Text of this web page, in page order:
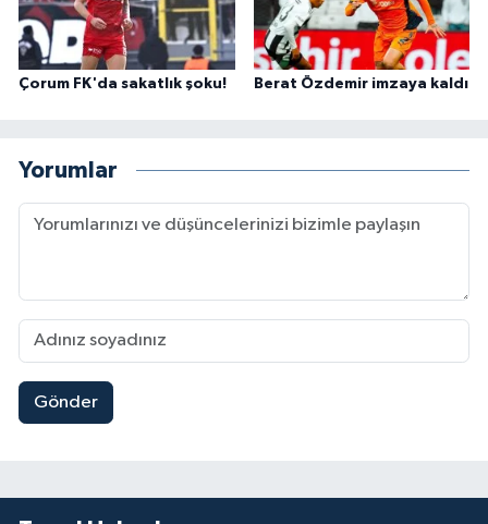
Çorum FK'da sakatlık şoku! Berat Özdemir imzaya kaldı
Yorumlar
Gönder